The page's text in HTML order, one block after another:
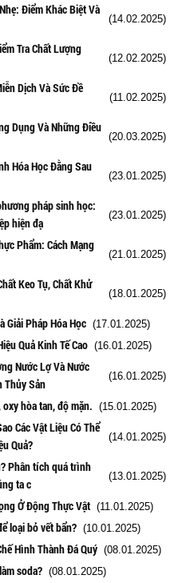
Điểm Khác Biệt Và
(14.02.2025)
Tra Chất Lượng
(12.02.2025)
Dịch Và Sức Đề
(11.02.2025)
Dụng Và Những Điều
(20.03.2025)
Hóa Học Đằng Sau
(23.01.2025)
pháp sinh học:
hiện đạ
(23.01.2025)
Phẩm: Cách Mạng
(21.01.2025)
Keo Tụ, Chất Khử
(18.01.2025)
Giải Pháp Hóa Học (17.01.2025)
Quả Kinh Tế Cao (16.01.2025)
Nước Lợ Và Nước
Thủy Sản
(16.01.2025)
hòa tan, độ mặn. (15.01.2025)
Các Vật Liệu Có Thể
Quả?
(14.01.2025)
Phân tích quá trình
ta c
(13.01.2025)
Ở Động Thực Vật (11.01.2025)
loại bỏ vết bẩn? (10.01.2025)
Hình Thành Đá Quý (08.01.2025)
soda? (08.01.2025)